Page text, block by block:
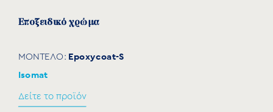
Εποξειδικό χρώμα
ΜΟΝΤΕΛΟ: Epoxycoat-S
Isomat
Δείτε το προϊόν